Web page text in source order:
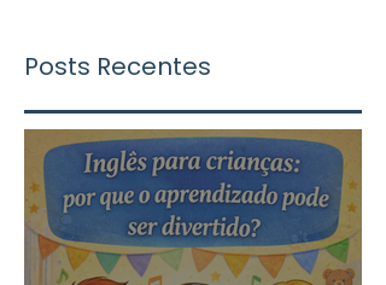
Posts Recentes